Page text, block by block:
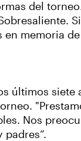
del
memoria
últimos
Nos